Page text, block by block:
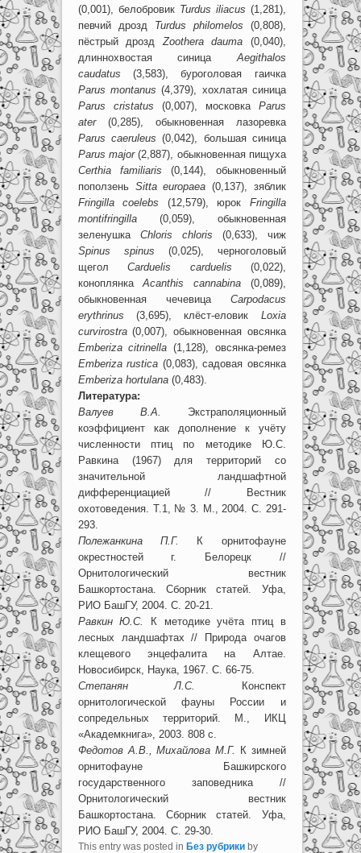
(0,001), белобровик Turdus iliacus (1,281),
певчий дрозд Turdus philomelos (0,808),
пёстрый дрозд Zoothera dauma (0,040),
длиннохвостая синица
Aegithalos
caudatus (3,583), буроголовая гаичка
Parus montanus (4,379), хохлатая синица
Parus
cristatus (0,007), московка Parus
ater
(0,285), обыкновенная лазоревка
Parus сaeruleus (0,042), большая синица
Parus major(2,887), обыкновенная пищуха
Certhia
familiaris (0,144), обыкновенный
поползень Sitta europaea (0,137), зяблик
Fringilla
coelebs (12,579), юрок Fringilla
montifringilla(0,059), обыкновенная
зеленушка Chloris chloris
(0,633), чиж
Spinus
spinus (0,025), черноголовый
щеголCarduelis carduelis (0,022),
коноплянкаAcanthis cannabina
(0,089),
обыкновенная чечевица Carpodacus
erythrinus (3,695), клёст-еловик Loxia
curvirostra(0,007), обыкновенная овсянка
Emberiza citrinella (1,128), овсянка-ремез
Emberiza rustica (0,083), садовая овсянка
Emberiza hortulana(0,483).
Литература:
Валуев В.А.
Экстраполяционный
коэффициент как дополнение к учёту
численности птиц по методике Ю.С.
Равкина (1967) для территорий со
значительной ландшафтной
дифференциацией // Вестник
охотоведения. Т.1, № 3. М., 2004. С. 291-
293.
Полежанкина П.Г.
К орнитофауне
окрестностей г. Белорецк //
Орнитологический вестник
Башкортостана. Сборник статей. Уфа,
РИО БашГУ, 2004. С. 20-21.
Равкин Ю.С.
К методике учёта птиц в
лесных ландшафтах // Природа очагов
клещевого энцефалита на Алтае.
Новосибирск, Наука, 1967. С. 66-75.
Степанян Л.С.
Конспект
орнитологической фауны России и
сопредельных территорий. М., ИКЦ
«Академкнига», 2003. 808 с.
Федотов А.В., Михайлова М.Г. К зимней
орнитофауне Башкирского
государственного заповедника //
Орнитологический вестник
Башкортостана. Сборник статей. Уфа,
РИО БашГУ, 2004. С. 29-30.
This entry was posted in Без рубрикиby